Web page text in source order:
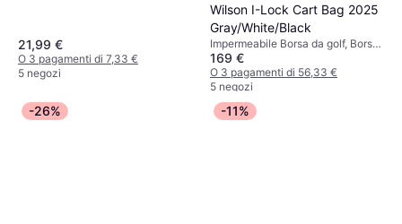
21,99 €
O 3 pagamenti di 7,33 €
5 negozi
Wilson I-Lock Cart Bag 2025
Gray/White/Black
Impermeabile Borsa da golf, Borsa
Carrello
169 €
O 3 pagamenti di 56,33 €
5 negozi
-26% -11%